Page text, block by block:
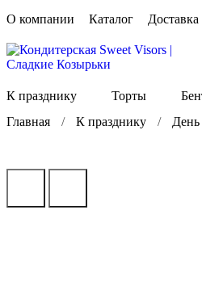
О компании Каталог Доставка
К празднику Торты
Главная
К празднику
День